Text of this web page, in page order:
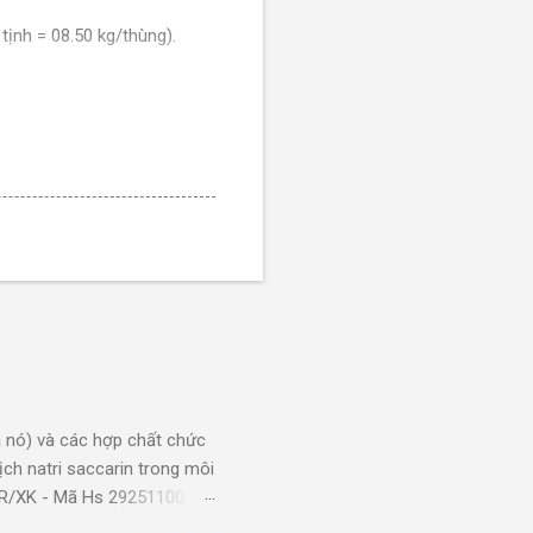
= 08.50 kg/thùng).
và các hợp chất chức
natri saccarin trong môi
- Mã Hs 29251100: